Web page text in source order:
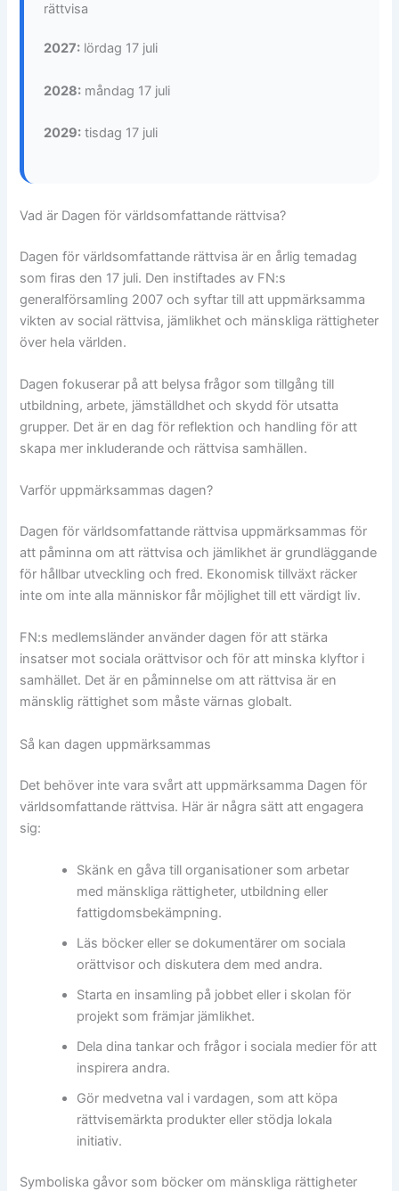
rättvisa
2027: lördag 17 juli
2028: måndag 17 juli
2029: tisdag 17 juli
Vad är Dagen för världsomfattande rättvisa?
Dagen för världsomfattande rättvisa är en årlig temadag
som firas den 17 juli. Den instiftades av FN:s
generalförsamling 2007 och syftar till att uppmärksamma
vikten av social rättvisa, jämlikhet och mänskliga rättigheter
över hela världen.
Dagen fokuserar på att belysa frågor som tillgång till
utbildning, arbete, jämställdhet och skydd för utsatta
grupper. Det är en dag för reflektion och handling för att
skapa mer inkluderande och rättvisa samhällen.
Varför uppmärksammas dagen?
Dagen för världsomfattande rättvisa uppmärksammas för
att påminna om att rättvisa och jämlikhet är grundläggande
för hållbar utveckling och fred. Ekonomisk tillväxt räcker
inte om inte alla människor får möjlighet till ett värdigt liv.
FN:s medlemsländer använder dagen för att stärka
insatser mot sociala orättvisor och för att minska klyftor i
samhället. Det är en påminnelse om att rättvisa är en
mänsklig rättighet som måste värnas globalt.
Så kan dagen uppmärksammas
Det behöver inte vara svårt att uppmärksamma Dagen för
världsomfattande rättvisa. Här är några sätt att engagera
sig:
Skänk en gåva till organisationer som arbetar
med mänskliga rättigheter, utbildning eller
fattigdomsbekämpning.
Läs böcker eller se dokumentärer om sociala
orättvisor och diskutera dem med andra.
Starta en insamling på jobbet eller i skolan för
projekt som främjar jämlikhet.
Dela dina tankar och frågor i sociala medier för att
inspirera andra.
Gör medvetna val i vardagen, som att köpa
rättvisemärkta produkter eller stödja lokala
initiativ.
Symboliska gåvor som böcker om mänskliga rättigheter